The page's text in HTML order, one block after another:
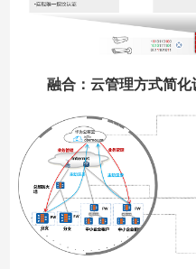
融合：云管理方式简化